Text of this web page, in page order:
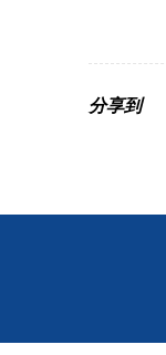
分享到